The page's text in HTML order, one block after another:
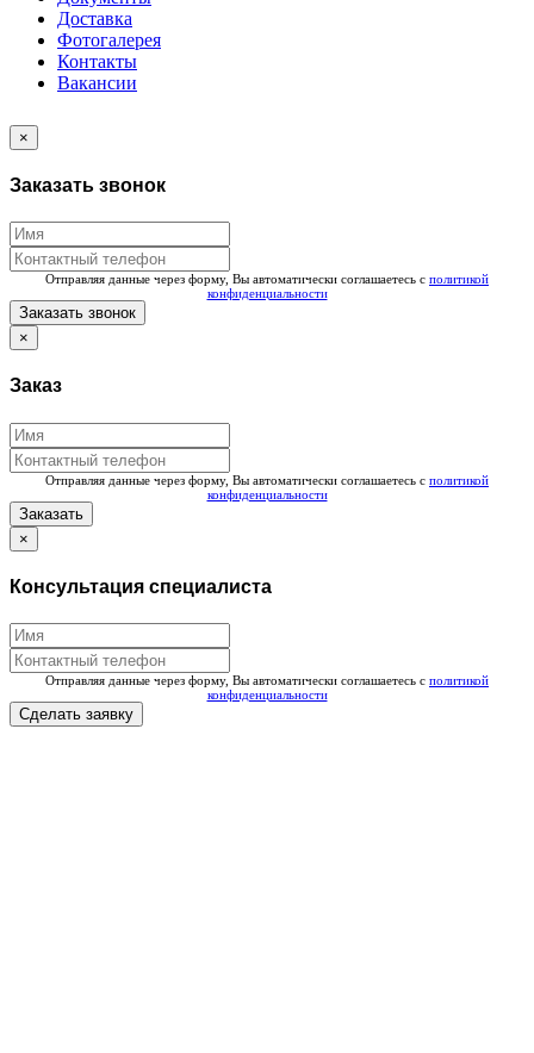
Доставка
Фотогалерея
Контакты
Вакансии
×
Заказать звонок
Отправляя данные через форму, Вы автоматически соглашаетесь с политикой
конфиденциальности
Заказать звонок
×
Заказ
Отправляя данные через форму, Вы автоматически соглашаетесь с политикой
конфиденциальности
Заказать
×
Консультация специалиста
Отправляя данные через форму, Вы автоматически соглашаетесь с политикой
конфиденциальности
Сделать заявку